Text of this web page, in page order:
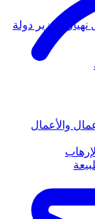
- وزير دولة
والأعمال